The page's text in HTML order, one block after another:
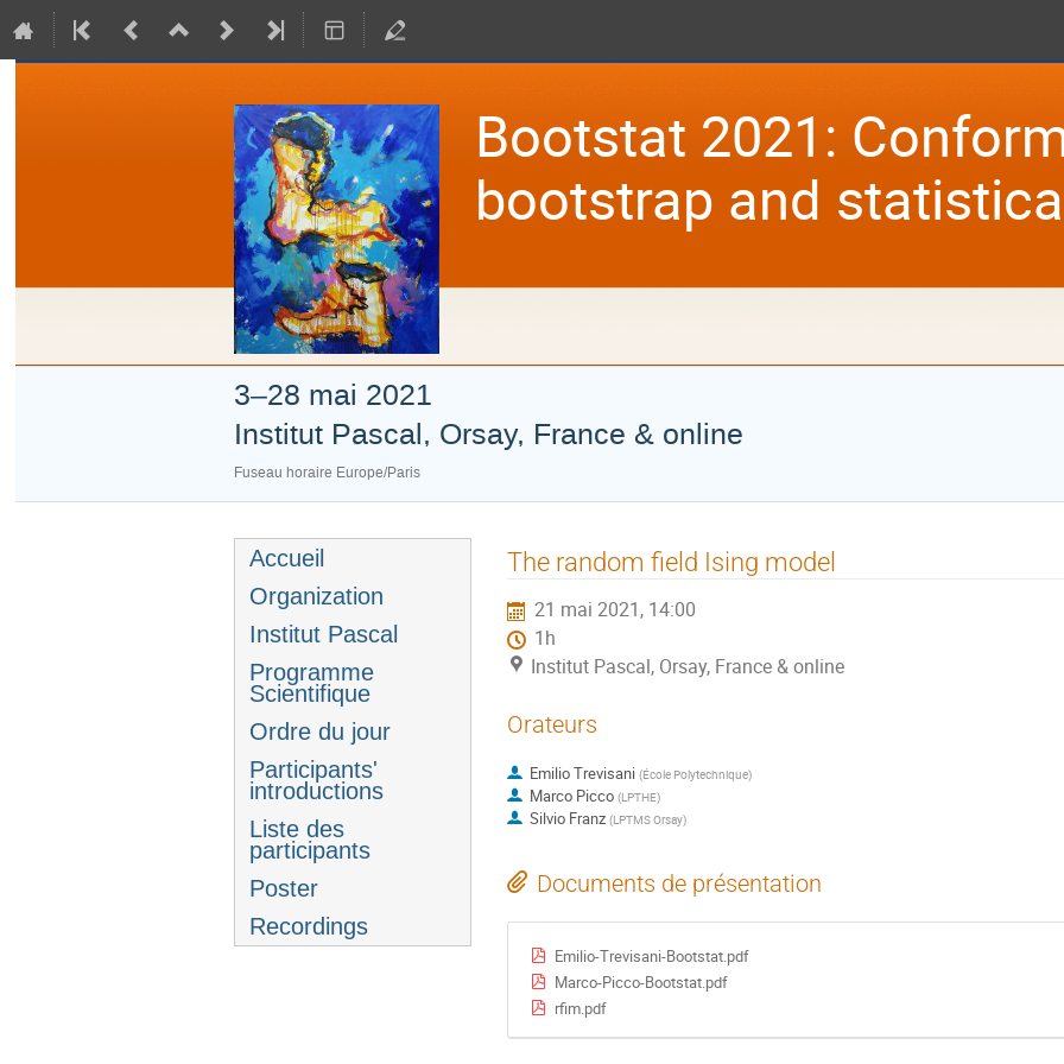
Bootstat 2021:
bootstrap and
3–28 mai 2021
Institut Pascal, Orsay, France & online
Fuseau horaire Europe/Paris
Menu
de
l'événement
Accueil
Organization
Institut Pascal
Programme
Scientifique
Ordre du jour
Participants'
introductions
Liste des
participants
Poster
Recordings
The random field Ising model
21 mai 2021, 14:00
1h
Institut Pascal, Orsay, France & online
Orateurs
Emilio Trevisani (École Polytechnique)
Marco Picco (LPTHE)
Silvio Franz (LPTMS Orsay)
Documents de présentation
Emilio-Trevisani-Bootstat.pdf
Marco-Picco-Bootstat.pdf
rfim.pdf